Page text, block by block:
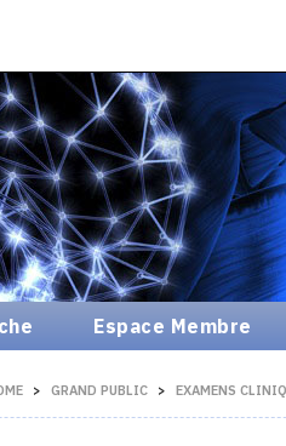
Espace Membre
GRAND PUBLIC EXAMENS